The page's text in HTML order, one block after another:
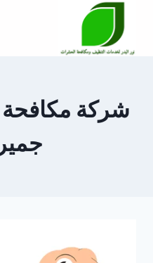
المحتوى
شركة مكافحة